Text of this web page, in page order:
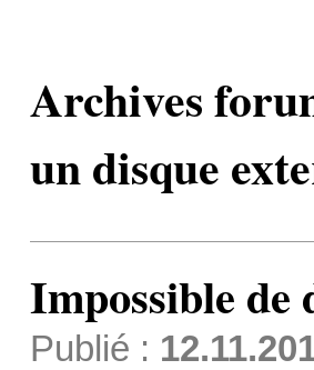
Archives
un disque
Impossible de
Publié :